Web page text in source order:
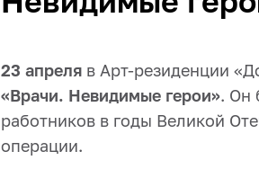
23 апреля в Арт-резиденции
«Врачи. Невидимые герои». Он
работников в годы Великой
операции.